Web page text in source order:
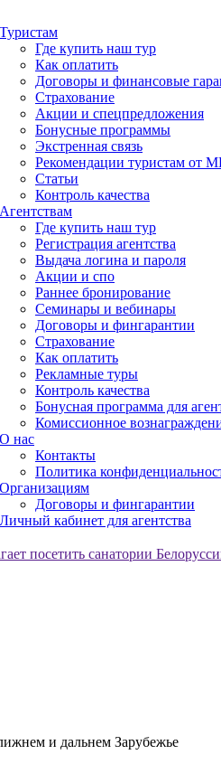
Туристам
Где купить наш тур
Как оплатить
Договоры и финансовые
Страхование
Акции и спецпредложения
Бонусные программы
Экстренная связь
Рекомендации туристам от
Статьи
Контроль качества
Агентствам
Где купить наш тур
Регистрация агентства
Выдача логина и пароля
Акции и спо
Раннее бронирование
Семинары и вебинары
Договоры и фингарантии
Страхование
Как оплатить
Рекламные туры
Контроль качества
Бонусная программа для
Комиссионное
О нас
Контакты
Политика
Организациям
Договоры и фингарантии
Личный кабинет для агентства
и дальнем Зарубежье